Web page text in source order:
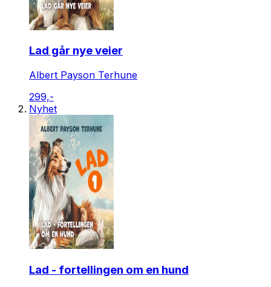
Lad går nye veier
Albert Payson Terhune
299,-
Nyhet
Lad - fortellingen om en hund